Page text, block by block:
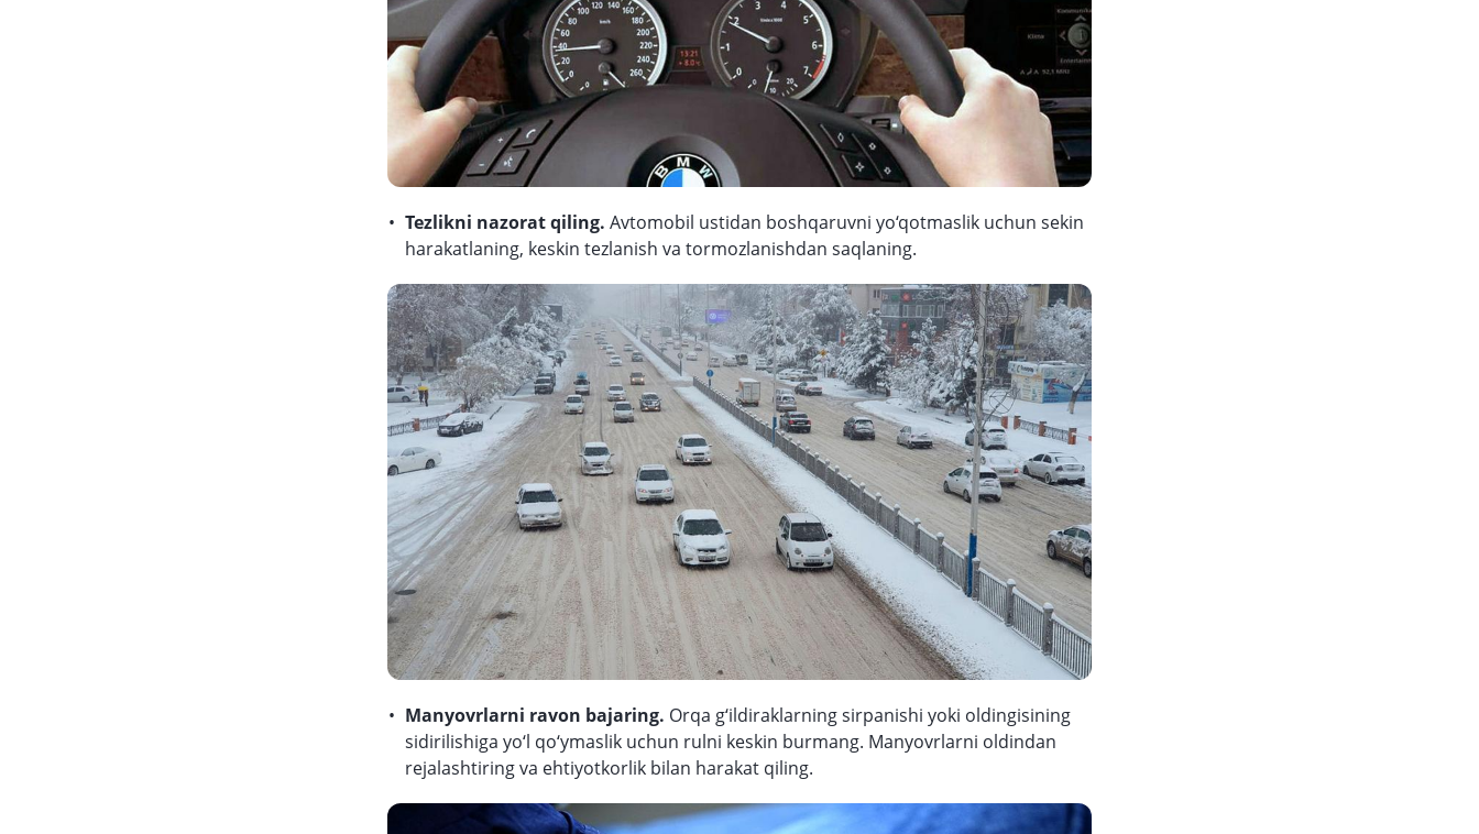
Tezlikni nazorat qiling. Avtomobil ustidan boshqaruvni yo‘qotmaslik uchun sekin
harakatlaning, keskin tezlanish va tormozlanishdan saqlaning.
Manyovrlarni ravon bajaring. Orqa g‘ildiraklarning sirpanishi yoki oldingisining
sidirilishiga yo‘l qo‘ymaslik uchun rulni keskin burmang. Manyovrlarni oldindan
rejalashtiring va ehtiyotkorlik bilan harakat qiling.